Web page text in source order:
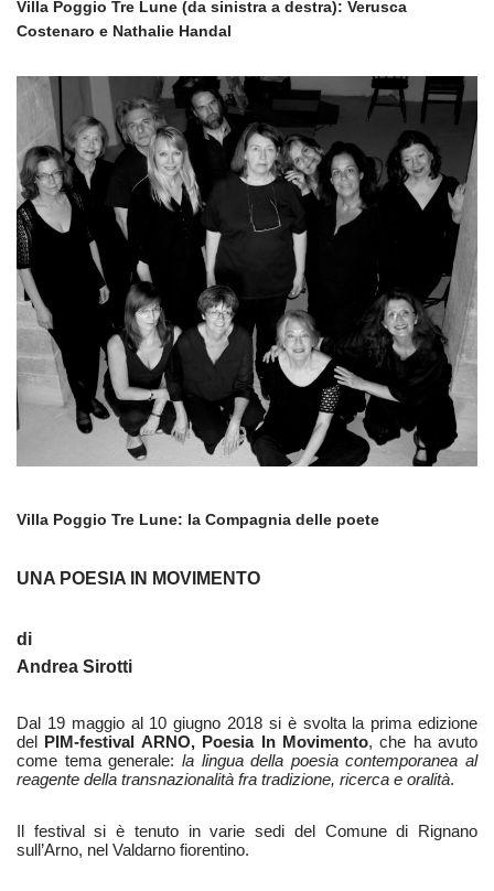
Villa Poggio Tre Lune (da sinistra a destra): Verusca
Costenaro e Nathalie Handal
Villa Poggio Tre Lune: la Compagnia delle poete
UNA POESIA IN MOVIMENTO
di
Andrea Sirotti
Dal 19 maggio al 10 giugno 2018 si è svolta la prima edizione
del PIM-festival ARNO, Poesia In Movimento, che ha avuto
come tema generale: la lingua della poesia contemporanea al
reagente della transnazionalità fra tradizione, ricerca e oralità.
Il festival si è tenuto in varie sedi del Comune di Rignano
sull’Arno, nel Valdarno fiorentino.